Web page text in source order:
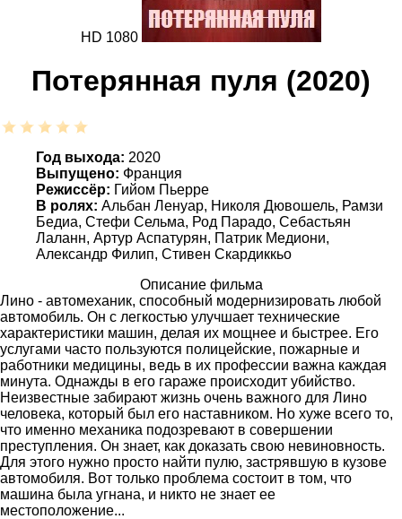
HD 1080
Потерянная пуля (2020)
Год выхода: 2020
Выпущено: Франция
Режиссёр: Гийом Пьерре
В ролях: Альбан Ленуар, Николя Дювошель, Рамзи
Бедиа, Стефи Сельма, Род Парадо, Себастьян
Лаланн, Артур Аспатурян, Патрик Медиони,
Александр Филип, Стивен Скардиккьо
Описание фильма
Лино - автомеханик, способный модернизировать любой
автомобиль. Он с легкостью улучшает технические
характеристики машин, делая их мощнее и быстрее. Его
услугами часто пользуются полицейские, пожарные и
работники медицины, ведь в их профессии важна каждая
минута. Однажды в его гараже происходит убийство.
Неизвестные забирают жизнь очень важного для Лино
человека, который был его наставником. Но хуже всего то,
что именно механика подозревают в совершении
преступления. Он знает, как доказать свою невиновность.
Для этого нужно просто найти пулю, застрявшую в кузове
автомобиля. Вот только проблема состоит в том, что
машина была угнана, и никто не знает ее
местоположение...